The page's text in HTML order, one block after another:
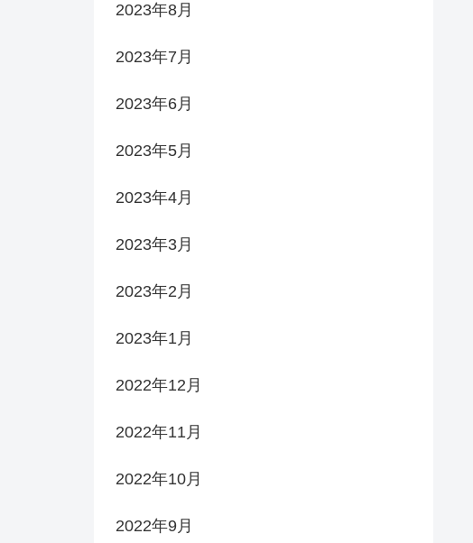
2023年8月
2023年7月
2023年6月
2023年5月
2023年4月
2023年3月
2023年2月
2023年1月
2022年12月
2022年11月
2022年10月
2022年9月